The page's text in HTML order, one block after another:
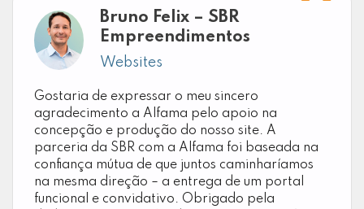
Bruno Felix – SBR
Empreendimentos
Websites
Gostaria de expressar o meu sincero
agradecimento a Alfama pelo apoio na
concepção e produção do nosso site. A
parceria da SBR com a Alfama foi baseada na
confiança mútua de que juntos caminharíamos
na mesma direção – a entrega de um portal
funcional e convidativo. Obrigado pela